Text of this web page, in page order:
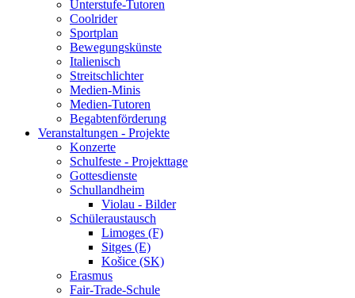
Unterstufe-Tutoren
Coolrider
Sportplan
Bewegungskünste
Italienisch
Streitschlichter
Medien-Minis
Medien-Tutoren
Begabtenförderung
Veranstaltungen - Projekte
Konzerte
Schulfeste - Projekttage
Gottesdienste
Schullandheim
Violau - Bilder
Schüleraustausch
Limoges (F)
Sitges (E)
Košice (SK)
Erasmus
Fair-Trade-Schule